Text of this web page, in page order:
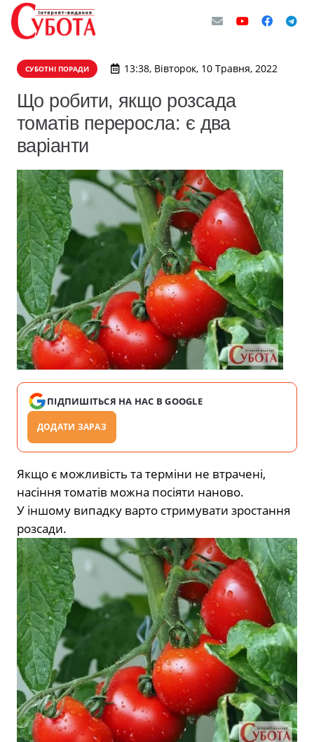
СУБОТНІ ПОРАДИ 13:38, Вівторок, 10 Травня, 2022
Що робити, якщо розсада
томатів переросла: є два
варіанти
ПІДПИШІТЬСЯ НА НАС В GOOGLE
ДОДАТИ ЗАРАЗ
Якщо є можливість та терміни не втрачені,
насіння томатів можна посіяти наново.
У іншому випадку варто стримувати зростання
розсади.